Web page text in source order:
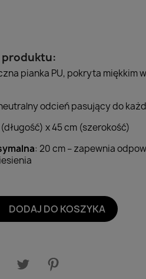
pianka PU, pokryta miękkim
odcień pasujący do
x 45 cm (szerokość)
: 20 cm – zapewnia
DODAJ DO KOSZYKA